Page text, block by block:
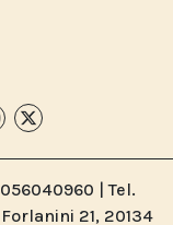
| Tel.
21, 20134